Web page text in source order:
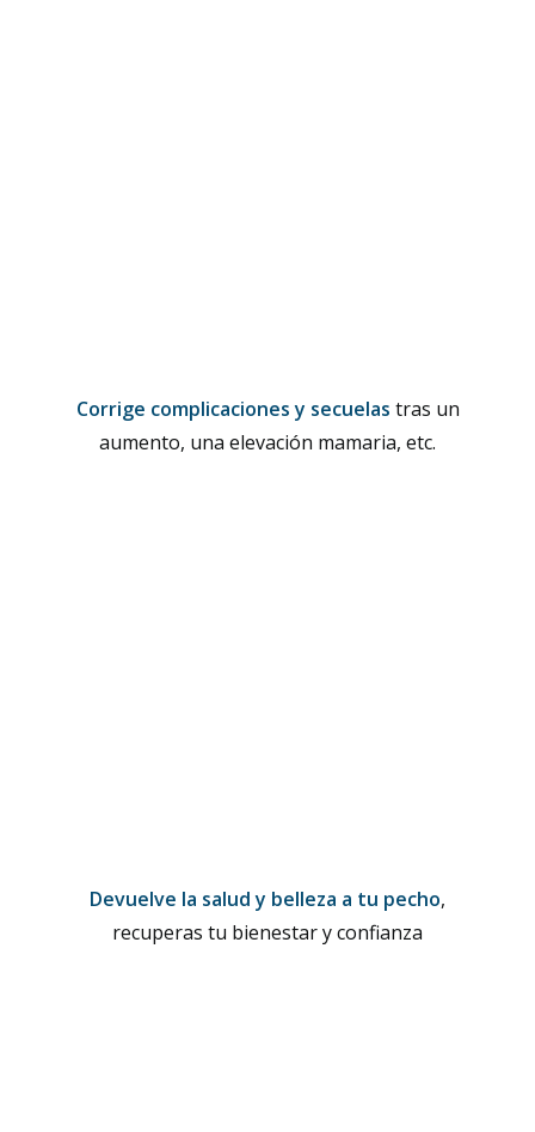
Corrige complicaciones y secuelas tras un
aumento, una elevación mamaria, etc.
Devuelve la salud y belleza a tu pecho,
recuperas tu bienestar y confianza